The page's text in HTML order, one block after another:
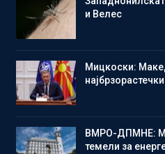
и Велес
Мицкоски:
ВМРО-ДПМНЕ:
темели за